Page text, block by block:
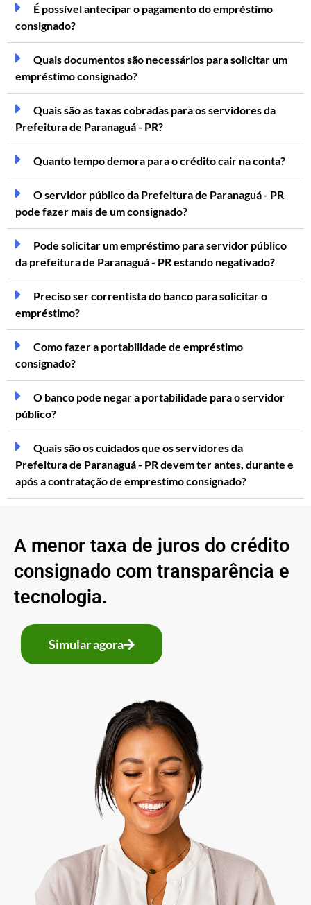
É possível antecipar o pagamento do empréstimo
consignado?
Quais documentos são necessários para solicitar um
empréstimo consignado?
Quais são as taxas cobradas para os servidores da
Prefeitura de Paranaguá - PR?
Quanto tempo demora para o crédito cair na conta?
O servidor público da Prefeitura de Paranaguá - PR
pode fazer mais de um consignado?
Pode solicitar um empréstimo para servidor público
da prefeitura de Paranaguá - PR estando negativado?
Preciso ser correntista do banco para solicitar o
empréstimo?
Como fazer a portabilidade de empréstimo
consignado?
O banco pode negar a portabilidade para o servidor
público?
Quais são os cuidados que os servidores da
Prefeitura de Paranaguá - PR devem ter antes, durante e
após a contratação de emprestimo consignado?
A menor taxa de juros do crédito
consignado com transparência e
tecnologia.
Simular agora